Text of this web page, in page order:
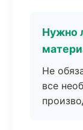
Нужно
Не
все